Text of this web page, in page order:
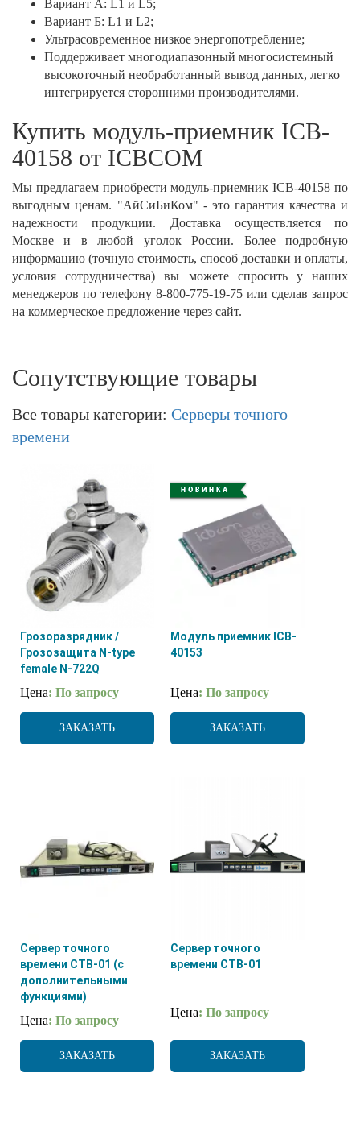
Вариант А: L1 и L5;
Вариант Б: L1 и L2;
Ультрасовременное низкое энергопотребление;
Поддерживает многодиапазонный многосистемный
высокоточный необработанный вывод данных, легко
интегрируется сторонними производителями.
Купить модуль-приемник ICB-
40158 от ICBCOM
Мы предлагаем приобрести модуль-приемник ICB-40158 по
выгодным ценам. "АйСиБиКом" - это гарантия качества и
надежности продукции. Доставка осуществляется по
Москве и в любой уголок России. Более подробную
информацию (точную стоимость, способ доставки и оплаты,
условия сотрудничества) вы можете спросить у наших
менеджеров по телефону 8-800-775-19-75 или сделав запрос
на коммерческое предложение через сайт. ​
Сопутствующие товары
Все товары категории: Cерверы точного
времени
Грозоразрядник /
Грозозащита N-type
female N-722Q
Цена: По запросу
ЗАКАЗАТЬ
Модуль приемник ICB-
40153
Цена: По запросу
ЗАКАЗАТЬ
Сервер точного
времени СТВ-01 (с
дополнительными
функциями)
Цена: По запросу
ЗАКАЗАТЬ
Сервер точного
времени СТВ-01
Цена: По запросу
ЗАКАЗАТЬ